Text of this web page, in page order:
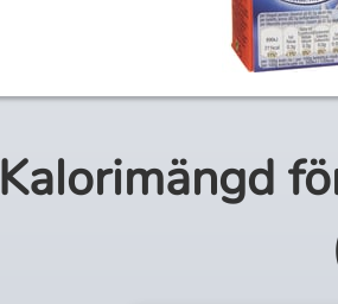
Kalorimängd